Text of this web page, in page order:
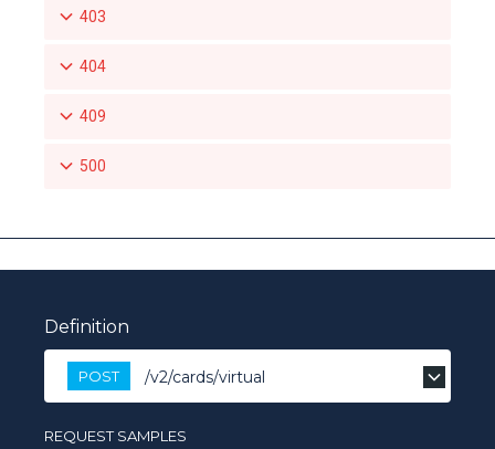
403
404
409
500
Definition
POST /v2/cards/virtual
REQUEST SAMPLES